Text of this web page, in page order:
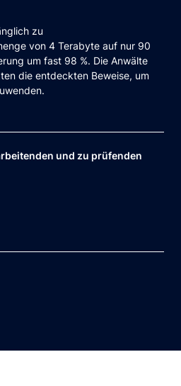
zu
von 4 Terabyte auf nur 90
um fast 98 %. Die Anwälte
die entdeckten Beweise, um
und zu prüfenden